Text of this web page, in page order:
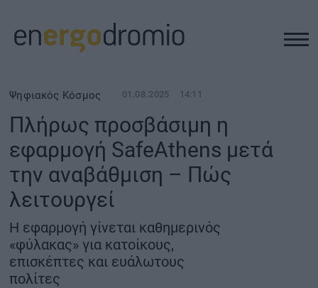
ΥΠΟΔΟΜΕΣ
REAL ESTATE
ΠΕΡΙΒΑΛΛΟΝ
ΕΝΕΡΓΕΙΑ
ΜΕΤΑΦΟΡΕΣ - ΗΛΕΚΤΡΟΚΙΝΗΣΗ
Ψηφιακός Κόσμος 01.08.2025 14:11
Πλήρως προσβάσιμη η
εφαρμογή SafeAthens μετά
την αναβάθμιση – Πώς
λειτουργεί
Η εφαρμογή γίνεται καθημερινός
«φύλακας» για κατοίκους,
επισκέπτες και ευάλωτους
πολίτες